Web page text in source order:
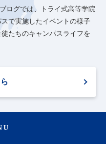
ログでは、トライ式高等学院
で実施したイベントの様子
徒たちのキャンパスライフを